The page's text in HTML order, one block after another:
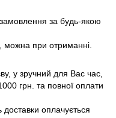
за будь-якою
можна при отриманні.
у зручний для Вас час,
грн. та повної оплати
оплачується